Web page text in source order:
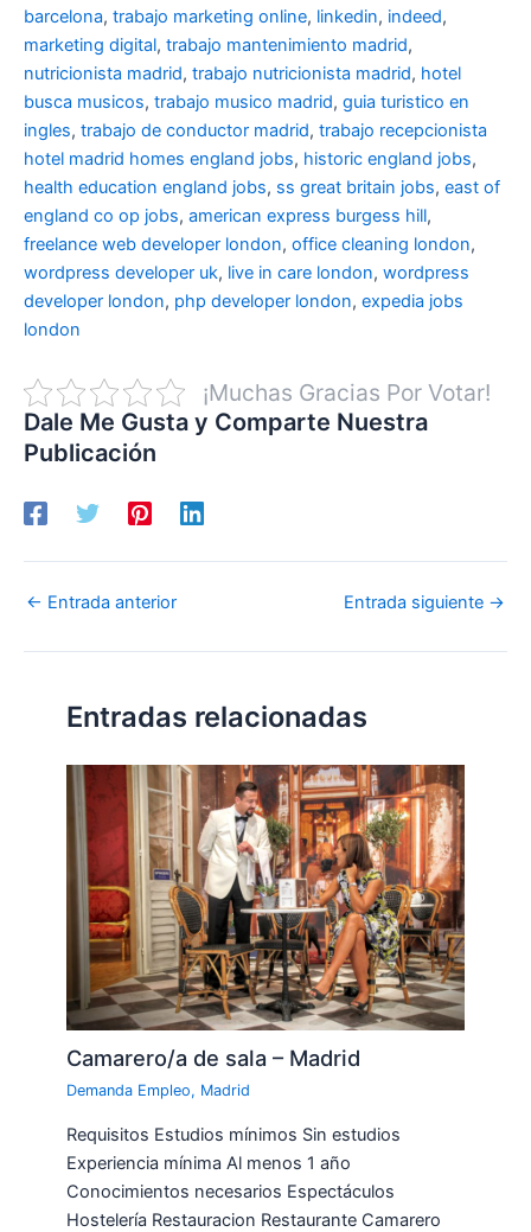
barcelona, trabajo marketing online, linkedin, indeed,
marketing digital, trabajo mantenimiento madrid,
nutricionista madrid, trabajo nutricionista madrid, hotel
busca musicos, trabajo musico madrid, guia turistico en
ingles, trabajo de conductor madrid, trabajo recepcionista
hotel madrid homes england jobs, historic england jobs,
health education england jobs, ss great britain jobs, east of
england co op jobs, american express burgess hill,
freelance web developer london, office cleaning london,
wordpress developer uk, live in care london, wordpress
developer london, php developer london, expedia jobs
london
¡Muchas Gracias Por Votar!
Dale Me Gusta y Comparte Nuestra
Publicación
← Entrada anterior Entrada siguiente →
Entradas relacionadas
Camarero/a de sala – Madrid
Demanda Empleo, Madrid
Requisitos Estudios mínimos Sin estudios
Experiencia mínima Al menos 1 año
Conocimientos necesarios Espectáculos
Hostelería Restauracion Restaurante Camarero